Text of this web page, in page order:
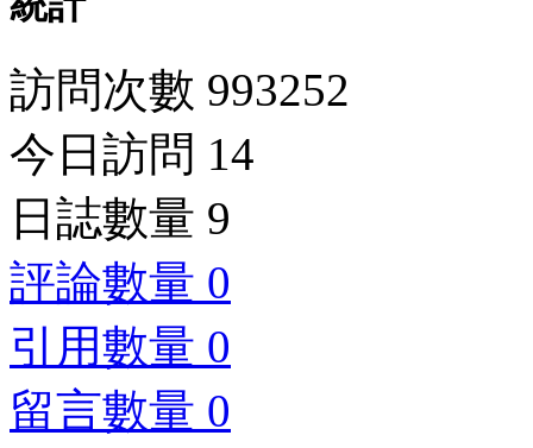
訪問次數 993252
今日訪問 14
日誌數量 9
評論數量 0
引用數量 0
留言數量 0